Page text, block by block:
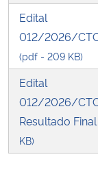
Secretaria-Geral
Secretaria de Governo
Gabinete de
Advocacia-Geral da União
Edital
012/2026/
(pdf - 209 KB)
Edital
012/2026/
Resultado Final
KB)